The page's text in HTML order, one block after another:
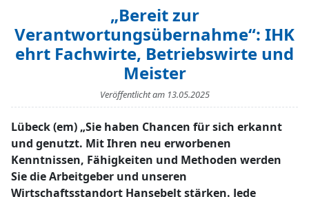
„Bereit zur
Verantwortungsübernahme“: IHK
ehrt Fachwirte, Betriebswirte und
Meister
Veröffentlicht am 13.05.2025
Lübeck (em) „Sie haben Chancen für sich erkannt
und genutzt. Mit Ihren neu erworbenen
Kenntnissen, Fähigkeiten und Methoden werden
Sie die Arbeitgeber und unseren
Wirtschaftsstandort Hansebelt stärken. Jede